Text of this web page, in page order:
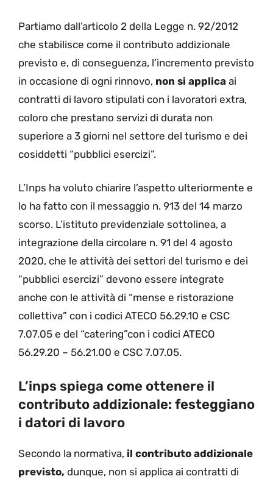
Partiamo dall’articolo 2 della Legge n. 92/2012
che stabilisce come il contributo addizionale
previsto e, di conseguenza, l’incremento previsto
in occasione di ogni rinnovo, non si applica ai
contratti di lavoro stipulati con i lavoratori extra,
coloro che prestano servizi di durata non
superiore a 3 giorni nel settore del turismo e dei
cosiddetti “pubblici esercizi”.
L’Inps ha voluto chiarire l’aspetto ulteriormente e
lo ha fatto con il messaggio n. 913 del 14 marzo
scorso. L’istituto previdenziale sottolinea, a
integrazione della circolare n. 91 del 4 agosto
2020, che le attività dei settori del turismo e dei
“pubblici esercizi” devono essere integrate
anche con le attività di “mense e ristorazione
collettiva” con i codici ATECO 56.29.10 e CSC
7.07.05 e del “catering”con i codici ATECO
56.29.20 – 56.21.00 e CSC 7.07.05.
L’inps spiega come ottenere il
contributo addizionale: festeggiano
i datori di lavoro
Secondo la normativa, il contributo addizionale
previsto, dunque, non si applica ai contratti di